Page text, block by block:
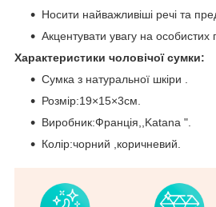
Носити найважливіші речі та
Акцентувати увагу на особистих
Характеристики чоловічої сумки:
Сумка з натуральної шкіри .
Розмір:19×15×3см.
Виробник:Франція,,Katana ".
Колір:чорний ,коричневий.